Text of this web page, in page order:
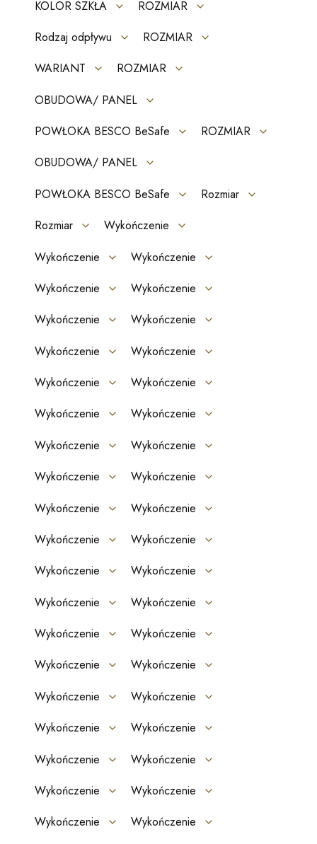
KOLOR SZKŁA
ROZMIAR
Rodzaj odpływu
ROZMIAR
WARIANT
ROZMIAR
OBUDOWA/ PANEL
POWŁOKA BESCO BeSafe
ROZMIAR
OBUDOWA/ PANEL
POWŁOKA BESCO BeSafe
Rozmiar
Rozmiar
Wykończenie
Wykończenie
Wykończenie
Wykończenie
Wykończenie
Wykończenie
Wykończenie
Wykończenie
Wykończenie
Wykończenie
Wykończenie
Wykończenie
Wykończenie
Wykończenie
Wykończenie
Wykończenie
Wykończenie
Wykończenie
Wykończenie
Wykończenie
Wykończenie
Wykończenie
Wykończenie
Wykończenie
Wykończenie
Wykończenie
Wykończenie
Wykończenie
Wykończenie
Wykończenie
Wykończenie
Wykończenie
Wykończenie
Wykończenie
Wykończenie
Wykończenie
Wykończenie
Wykończenie
Wykończenie